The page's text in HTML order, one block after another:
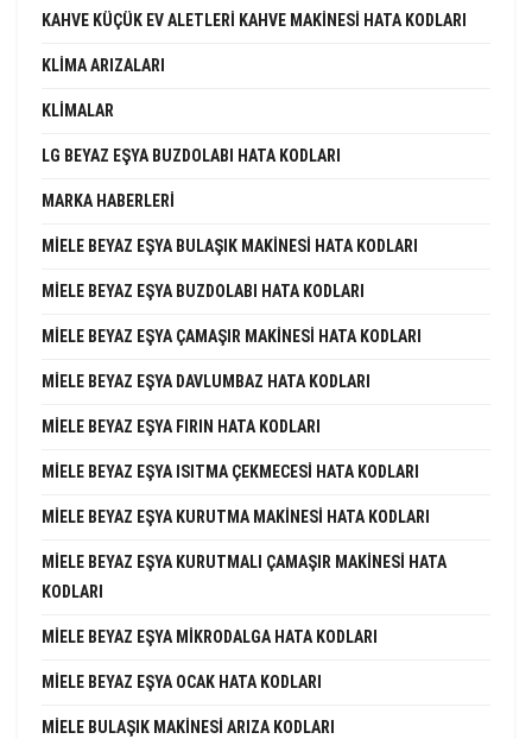
KAHVE KÜÇÜK EV ALETLERI KAHVE MAKINESI HATA KODLARI
KLIMA ARIZALARI
KLIMALAR
LG BEYAZ EŞYA BUZDOLABI HATA KODLARI
MARKA HABERLERI
MIELE BEYAZ EŞYA BULAŞIK MAKINESI HATA KODLARI
MIELE BEYAZ EŞYA BUZDOLABI HATA KODLARI
MIELE BEYAZ EŞYA ÇAMAŞIR MAKINESI HATA KODLARI
MIELE BEYAZ EŞYA DAVLUMBAZ HATA KODLARI
MIELE BEYAZ EŞYA FIRIN HATA KODLARI
MIELE BEYAZ EŞYA ISITMA ÇEKMECESI HATA KODLARI
MIELE BEYAZ EŞYA KURUTMA MAKINESI HATA KODLARI
MIELE BEYAZ EŞYA KURUTMALI ÇAMAŞIR MAKINESI HATA
KODLARI
MIELE BEYAZ EŞYA MIKRODALGA HATA KODLARI
MIELE BEYAZ EŞYA OCAK HATA KODLARI
MIELE BULAŞIK MAKINESI ARIZA KODLARI